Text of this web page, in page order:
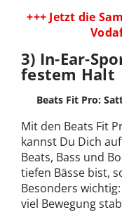
+++ Jetzt die
3) In-Ear-
festem Halt
Beats Fit Pro:
Mit den Beats Fit
kannst Du Dich
Beats, Bass und
tiefen Bässe bist,
Besonders
viel Bewegung